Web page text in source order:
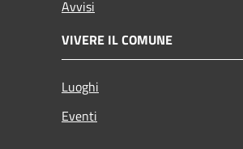
Avvisi
VIVERE IL COMUNE
Luoghi
Eventi